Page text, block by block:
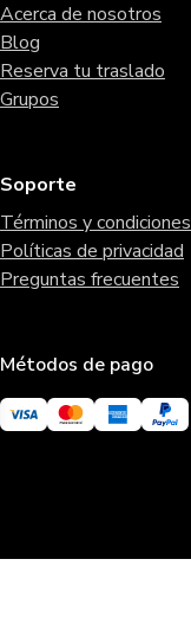
Acerca de nosotros
Blog
Reserva tu traslado
Grupos
Soporte
Términos y condiciones
Políticas de privacidad
Preguntas frecuentes
Métodos de pago